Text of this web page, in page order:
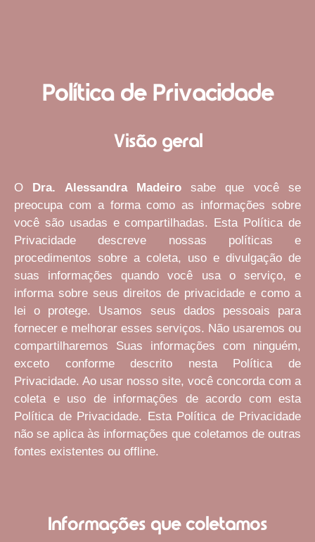
Política de Privacidade
Visão geral
O Dra. Alessandra Madeirosabe que você se
preocupa com a forma como as informações sobre
você são usadas e compartilhadas. Esta Política de
Privacidade descreve nossas políticas e
procedimentos sobre a coleta, uso e divulgação de
suas informações quando você usa o serviço, e
informa sobre seus direitos de privacidade e como a
lei o protege. Usamos seus dados pessoais para
fornecer e melhorar esses serviços. Não usaremos ou
compartilharemos Suas informações com ninguém,
exceto conforme descrito nesta Política de
Privacidade. Ao usar nosso site, você concorda com a
coleta e uso de informações de acordo com esta
Política de Privacidade. Esta Política de Privacidade
não se aplica às informações que coletamos de outras
fontes existentes ou offline.
Informações que coletamos